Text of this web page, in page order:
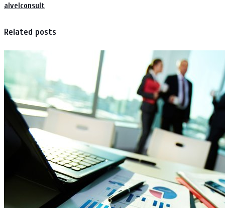
alvelconsult
Related posts